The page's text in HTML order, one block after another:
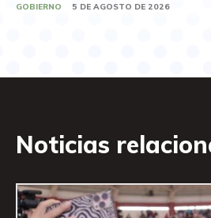
GOBIERNO 5 DE AGOSTO DE 2026
Noticias